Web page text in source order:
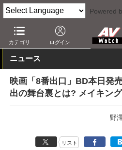
Powered
カテゴリ ログイン
AV Watch コンテンツ・サービス
ニュース
映画「8番出口」BD本日発
出の舞台裏とは? メイキン
野
リスト